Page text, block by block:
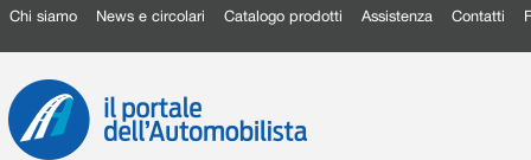
Chi siamo News e circolari Catalogo prodotti Assistenza Contatti